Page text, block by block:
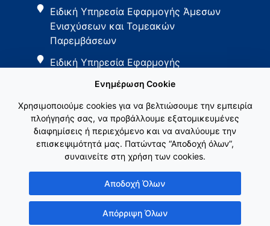
Ειδική Υπηρεσία Εφαρμογής Άμεσων
Ενισχύσεων και Τομεακών
Παρεμβάσεων
Ειδική Υπηρεσία Εφαρμογής
Εθνικό Δίκτυο ΚΑΠ
Ενημέρωση Cookie
Χρησιμοποιούμε cookies για να βελτιώσουμε την εμπειρία
πλοήγησής σας, να προβάλλουμε εξατομικευμένες
διαφημίσεις ή περιεχόμενο και να αναλύουμε την
επισκεψιμότητά μας. Πατώντας “Αποδοχή όλων”,
συναινείτε στη χρήση των cookies.
Αποδοχή Όλων
Απόρριψη Όλων